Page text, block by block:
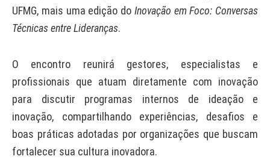
UFMG, mais uma edição do Inovação em Foco: Conversas
Técnicas entre Lideranças.
O encontro reunirá gestores, especialistas e
profissionais que atuam diretamente com inovação
para discutir programas internos de ideação e
inovação, compartilhando experiências, desafios e
boas práticas adotadas por organizações que buscam
fortalecer sua cultura inovadora.